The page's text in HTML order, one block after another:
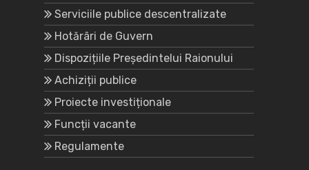
Serviciile publice descentralizate
Hotărâri de Guvern
Dispozițiile Președintelui Raionului
Achiziții publice
Proiecte investiționale
Funcții vacante
Regulamente